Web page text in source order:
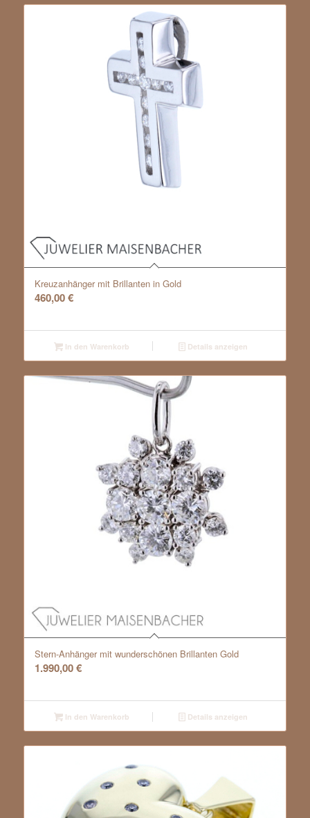
Kreuzanhänger mit Brillanten in Gold
460,00€
In den Warenkorb Details anzeigen
Stern-Anhänger mit wunderschönen Brillanten Gold
1.990,00€
In den Warenkorb Details anzeigen